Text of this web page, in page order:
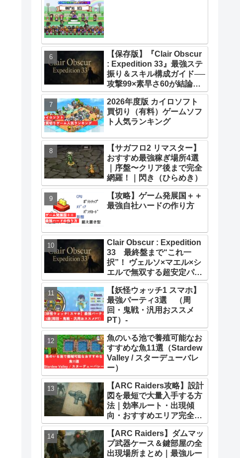
【保存版】『Clair Obscur
: Expedition 33』最強ステ
振り＆スキル構成ガイド──
攻撃99×素早さ60が結論！
全キャラ万能ビルド徹底解
説
2026年度版 カイロソフト
買切り（有料）ゲームソフ
ト人気ランキング
【サガフロ2 リマスター】
おすすめ最強稼ぎ場所4選
｜序盤〜クリア後まで完全
網羅！｜閃き（ひらめき）
【攻略】ゲーム発展国＋＋
最強自社ハードの作り方
Clair Obscur : Expedition
33 最終盤まで“これ一
択”！ ヴェルソ×マエル×シ
エルで無双する超安定パー
ティー構築ガイド
【妖怪ウォッチ1 スマホ】
最強パーティ3選 （周
回・鬼戦・汎用おススメ
PT）-
魚のいる池で養殖可能なお
すすめな魚11選（Stardew
Valley / スターデューバレ
ー）
【ARC Raiders攻略】設計
図を最短で大量入手する方
法｜効率ルート・出現傾
向・おすすめエリア完全ま
とめ
【ARC Raiders】ダムマッ
プ武器ケース＆鍵部屋の全
出現場所まとめ｜最強ルー